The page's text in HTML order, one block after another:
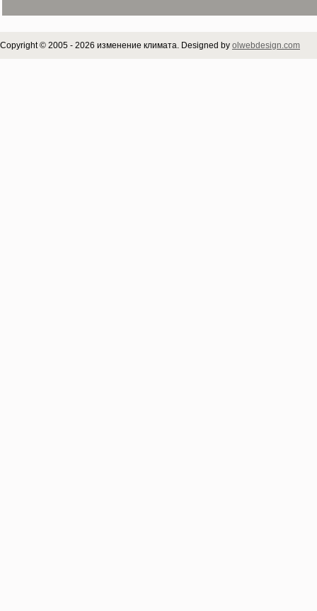
Copyright © 2005 - 2026 изменение климата. Designed by olwebdesign.com